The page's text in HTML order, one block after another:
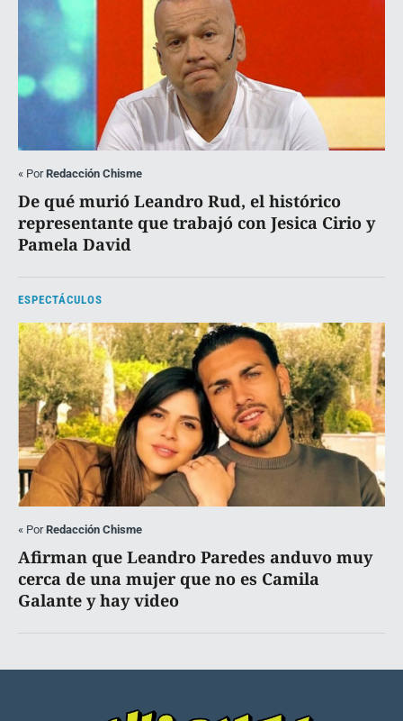
« PorRedacción Chisme
De qué murió Leandro Rud, el histórico
representante que trabajó con Jesica Cirio y
Pamela David
ESPECTÁCULOS
« PorRedacción Chisme
Afirman que Leandro Paredes anduvo muy
cerca de una mujer que no es Camila
Galante y hay video